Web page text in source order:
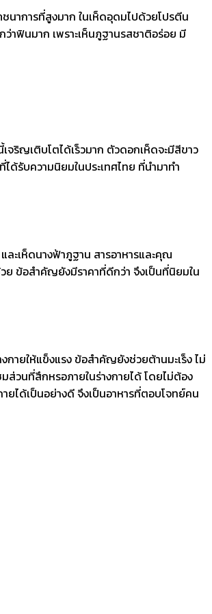
ชนาการที่สูงมาก ในเห็ดอุดมไปด้วยโปรตีน
าฟินมาก เพราะเห็นภูฐานรสชาติอร่อย มี
ริญเติบโตได้เร็วมาก ตัวดอกเห็ดจะมีสีขาว
รับความนิยมในประเทศไทย ที่นำมาทำ
ะเห็ดนางฟ้าภูฐาน สารอาหารและคุณ
ย ข้อสำคัญยังมีราคาที่ดีกว่า จึงเป็นที่นิยมใน
ายให้แข็งแรง ข้อสำคัญยังช่วยต้านมะเร็ง ไม่
ส่วนที่สึกหรอภายในร่างกายได้ โดยไม่ต้อง
ยได้เป็นอย่างดี จึงเป็นอาหารที่ตอบโจทย์คน